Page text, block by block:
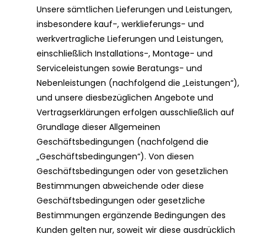
Unsere sämtlichen Lieferungen und Leistungen,
insbesondere kauf-, werklieferungs- und
werkvertragliche Lieferungen und Leistungen,
einschließlich Installations-, Montage- und
Serviceleistungen sowie Beratungs- und
Nebenleistungen (nachfolgend die „Leistungen“),
und unsere diesbezüglichen Angebote und
Vertragserklärungen erfolgen ausschließlich auf
Grundlage dieser Allgemeinen
Geschäftsbedingungen (nachfolgend die
„Geschäftsbedingungen“). Von diesen
Geschäftsbedingungen oder von gesetzlichen
Bestimmungen abweichende oder diese
Geschäftsbedingungen oder gesetzliche
Bestimmungen ergänzende Bedingungen des
Kunden gelten nur, soweit wir diese ausdrücklich